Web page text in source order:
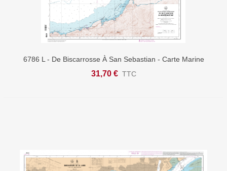
6786 L - De Biscarrosse À San Sebastian - Carte Marine
Shom Papier
31,70 € TTC